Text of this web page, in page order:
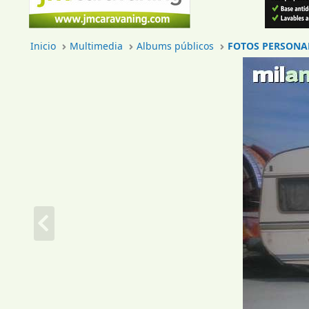
Inicio Multimedia Albums públicos FOTOS
n
t